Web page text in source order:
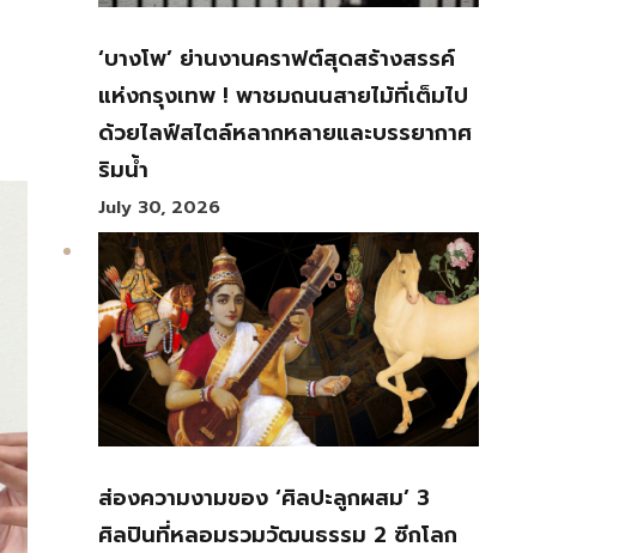
‘บางโพ’ ย่านงานคราฟต์สุดสร้างสรรค์
แห่งกรุงเทพ ! พาชมถนนสายไม้ที่เต็มไป
ด้วยไลฟ์สไตล์หลากหลายและบรรยากาศ
ริมน้ำ
July 30, 2026
ส่องความงามของ ‘ศิลปะลูกผสม’ 3
ศิลปินที่หลอมรวมวัฒนธรรม 2 ซีกโลก